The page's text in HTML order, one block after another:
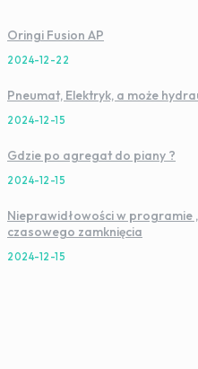
Oringi Fusion AP
2024-12-22
Pneumat, Elektryk, a może
2024-12-15
Gdzie po agregat do piany ?
2024-12-15
Nieprawidłowości w programie
czasowego zamknięcia
2024-12-15